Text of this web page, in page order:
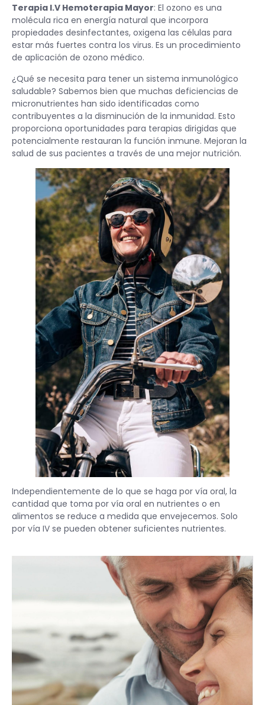
Terapia I.V Hemoterapia Mayor: El ozono es una
molécula rica en energía natural que incorpora
propiedades desinfectantes, oxigena las células para
estar más fuertes contra los virus. Es un procedimiento
de aplicación de ozono médico.
¿Qué se necesita para tener un sistema inmunológico
saludable? Sabemos bien que muchas deficiencias de
micronutrientes han sido identificadas como
contribuyentes a la disminución de la inmunidad. Esto
proporciona oportunidades para terapias dirigidas que
potencialmente restauran la función inmune. Mejoran la
salud de sus pacientes a través de una mejor nutrición.
Independientemente de lo que se haga por vía oral, la
cantidad que toma por vía oral en nutrientes o en
alimentos se reduce a medida que envejecemos. Solo
por vía IV se pueden obtener suficientes nutrientes.